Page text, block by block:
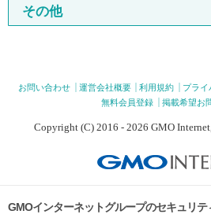
その他
お問い合わせ 運営会社概要 利用規約 プライ
無料会員登録
掲載希望お
Copyright (C) 2016 - 2026 GMO
GMOインターネットグループのセキュリテ